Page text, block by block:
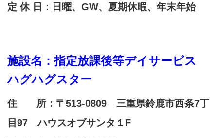
定 休 日：日曜、GW、夏期休暇、年末年始
施設名：指定放課後等デイサービス
ハグハグスター
住 所：〒513-0809 三重県鈴鹿市西条7丁
目97 ハウスオブサンタ１F